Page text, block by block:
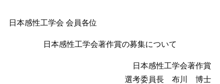
日本感性工学会 会員各位
日本感性工学会著作賞の募集について
日本感性工学会著作賞
選考委員長 布川 博士